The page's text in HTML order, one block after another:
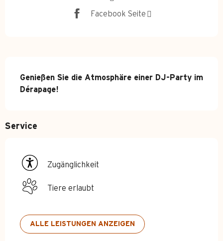
Facebook Seite
Beschreibung
Genießen Sie die Atmosphäre einer DJ-Party im
Dérapage!
Service
Zugänglichkeit
Tiere erlaubt
ALLE LEISTUNGEN ANZEIGEN